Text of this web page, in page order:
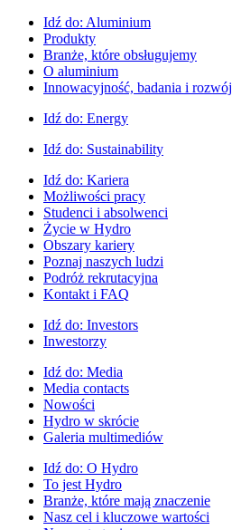
Idź do: Aluminium
Produkty
Branże, które obsługujemy
O aluminium
Innowacyjność, badania i rozwój
Idź do: Energy
Idź do: Sustainability
Idź do: Kariera
Możliwości pracy
Studenci i absolwenci
Życie w Hydro
Obszary kariery
Poznaj naszych ludzi
Podróż rekrutacyjna
Kontakt i FAQ
Idź do: Investors
Inwestorzy
Idź do: Media
Media contacts
Nowości
Hydro w skrócie
Galeria multimediów
Idź do: O Hydro
To jest Hydro
Branże, które mają znaczenie
Nasz cel i kluczowe wartości